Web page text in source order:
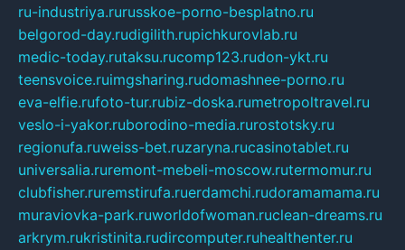
ru-industriya.rurusskoe-porno-besplatno.ru
belgorod-day.rudigilith.rupichkurovlab.ru
medic-today.rutaksu.rucomp123.rudon-ykt.ru
teensvoice.ruimgsharing.rudomashnee-porno.ru
eva-elfie.rufoto-tur.rubiz-doska.rumetropoltravel.ru
veslo-i-yakor.ruborodino-media.rurostotsky.ru
regionufa.ruweiss-bet.ruzaryna.rucasinotablet.ru
universalia.ruremont-mebeli-moscow.rutermomur.ru
clubfisher.ruremstirufa.ruerdamchi.rudoramamama.ru
muraviovka-park.ruworldofwoman.ruclean-dreams.ru
arkrym.rukristinita.rudircomputer.ruhealthenter.ru